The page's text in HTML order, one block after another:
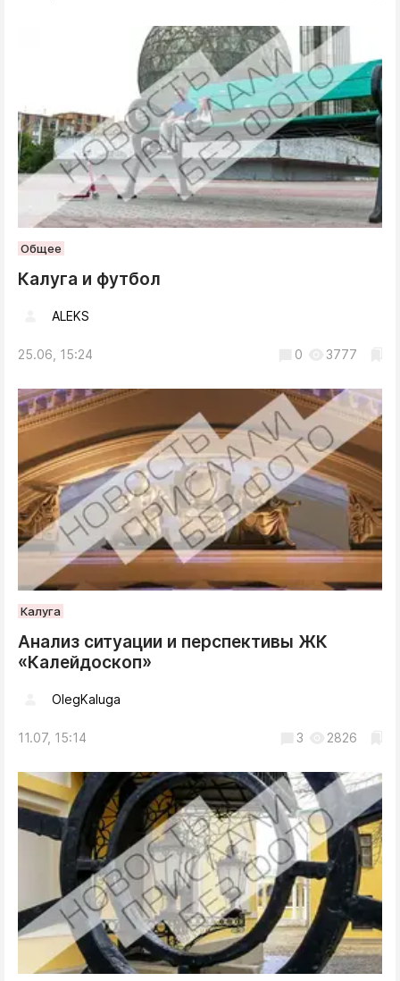
Общее
Калуга и футбол
ALEKS
25.06, 15:24 0 3777
Калуга
Анализ ситуации и перспективы ЖК
«Калейдоскоп»
OlegKaluga
11.07, 15:14 3 2826